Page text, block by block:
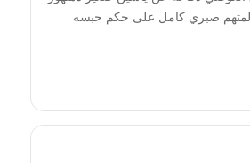
صبري كامل على حكم حبسه